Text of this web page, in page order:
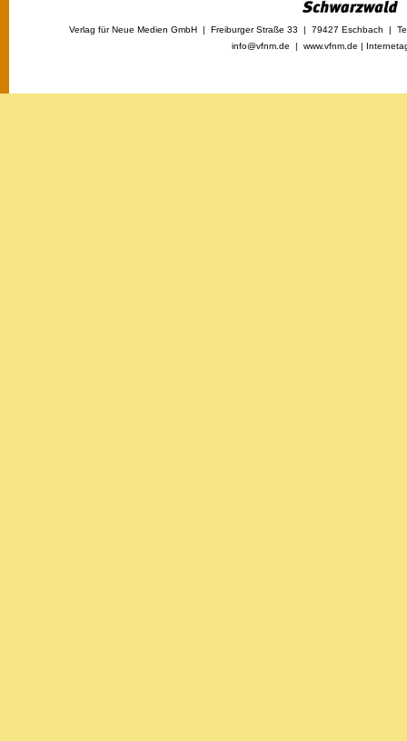
Verlag für Neue Medien GmbH | Freiburger Straße 33 | 79427 Eschbach |
info@vfnm.de | www.vfnm.de |